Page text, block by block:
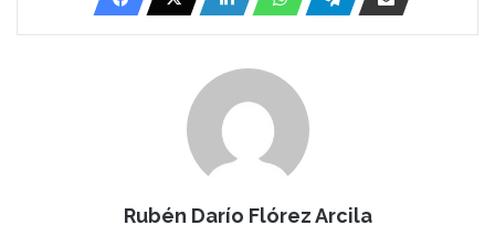
Rubén Darío Flórez Arcila